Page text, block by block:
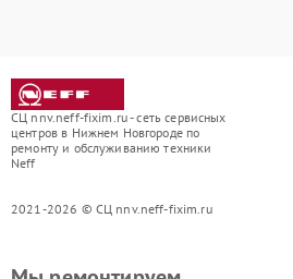
СЦ nnv.neff-fixim.ru - сеть сервисных
центров в Нижнем Новгороде по
ремонту и обслуживанию техники
Neff
2021-2026 © СЦ nnv.neff-fixim.ru